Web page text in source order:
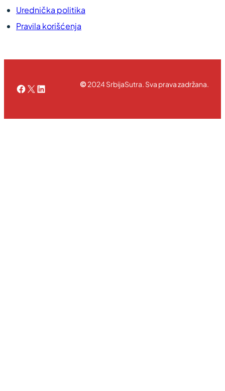
Urednička politika
Pravila korišćenja
Facebook
X LinkedIn©2024 SrbijaSutra. Sva prava zadržana.